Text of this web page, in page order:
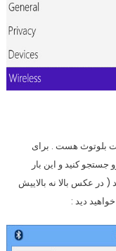
بلوتوث هست . برای
دید :